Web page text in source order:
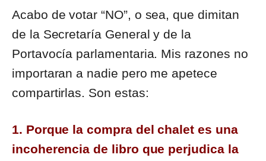
Acabo de votar “NO”, o sea, que dimitan
de la Secretaría General y de la
Portavocía parlamentaria. Mis razones no
importaran a nadie pero me apetece
compartirlas. Son estas:
1. Porque la compra del chalet es una
incoherencia de libro que perjudica la